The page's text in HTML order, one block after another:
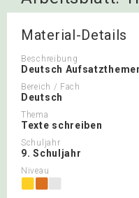
Material-Details
Beschreibung
Deutsch
Bereich / Fach
Deutsch
Thema
Texte schreiben
Schuljahr
9. Schuljahr
Niveau